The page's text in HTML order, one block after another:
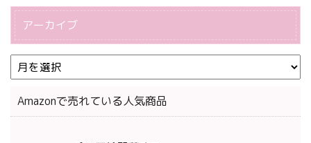
アーカイブ
Amazonで売れている人気商品